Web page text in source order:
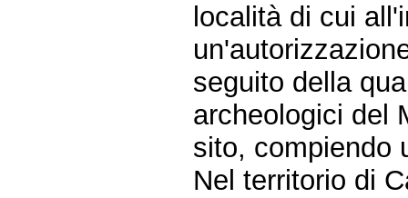
località di cui
seguito della
archeologici del
sito, compiendo
Nel territorio di